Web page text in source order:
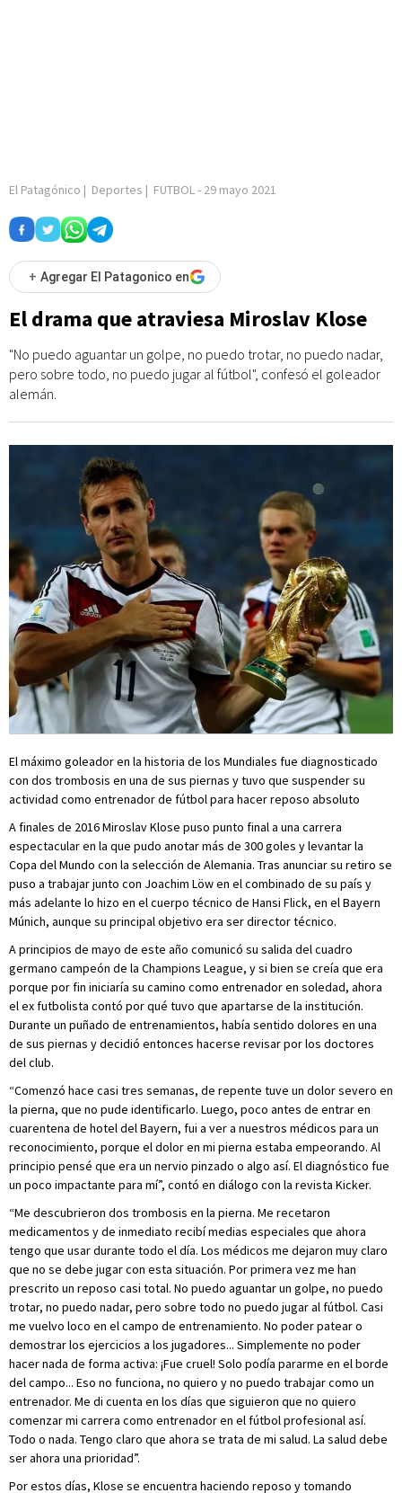
El Patagónico | Deportes | FUTBOL- 29 mayo 2021
+ Agregar El Patagonico en
El drama que atraviesa Miroslav Klose
"No puedo aguantar un golpe, no puedo trotar, no puedo nadar,
pero sobre todo, no puedo jugar al fútbol", confesó el goleador
alemán.
El máximo goleador en la historia de los Mundiales fue diagnosticado
con dos trombosis en una de sus piernas y tuvo que suspender su
actividad como entrenador de fútbol para hacer reposo absoluto
A finales de 2016 Miroslav Klose puso punto final a una carrera
espectacular en la que pudo anotar más de 300 goles y levantar la
Copa del Mundo con la selección de Alemania. Tras anunciar su retiro se
puso a trabajar junto con Joachim Löw en el combinado de su país y
más adelante lo hizo en el cuerpo técnico de Hansi Flick, en el Bayern
Múnich, aunque su principal objetivo era ser director técnico.
A principios de mayo de este año comunicó su salida del cuadro
germano campeón de la Champions League, y si bien se creía que era
porque por fin iniciaría su camino como entrenador en soledad, ahora
el ex futbolista contó por qué tuvo que apartarse de la institución.
Durante un puñado de entrenamientos, había sentido dolores en una
de sus piernas y decidió entonces hacerse revisar por los doctores
del club.
“Comenzó hace casi tres semanas, de repente tuve un dolor severo en
la pierna, que no pude identificarlo. Luego, poco antes de entrar en
cuarentena de hotel del Bayern, fui a ver a nuestros médicos para un
reconocimiento, porque el dolor en mi pierna estaba empeorando. Al
principio pensé que era un nervio pinzado o algo así. El diagnóstico fue
un poco impactante para mí”, contó en diálogo con la revista Kicker.
“Me descubrieron dos trombosis en la pierna. Me recetaron
medicamentos y de inmediato recibí medias especiales que ahora
tengo que usar durante todo el día. Los médicos me dejaron muy claro
que no se debe jugar con esta situación. Por primera vez me han
prescrito un reposo casi total. No puedo aguantar un golpe, no puedo
trotar, no puedo nadar, pero sobre todo no puedo jugar al fútbol. Casi
me vuelvo loco en el campo de entrenamiento. No poder patear o
demostrar los ejercicios a los jugadores... Simplemente no poder
hacer nada de forma activa: ¡Fue cruel! Solo podía pararme en el borde
del campo... Eso no funciona, no quiero y no puedo trabajar como un
entrenador. Me di cuenta en los días que siguieron que no quiero
comenzar mi carrera como entrenador en el fútbol profesional así.
Todo o nada. Tengo claro que ahora se trata de mi salud. La salud debe
ser ahora una prioridad”.
Por estos días, Klose se encuentra haciendo reposo y tomando